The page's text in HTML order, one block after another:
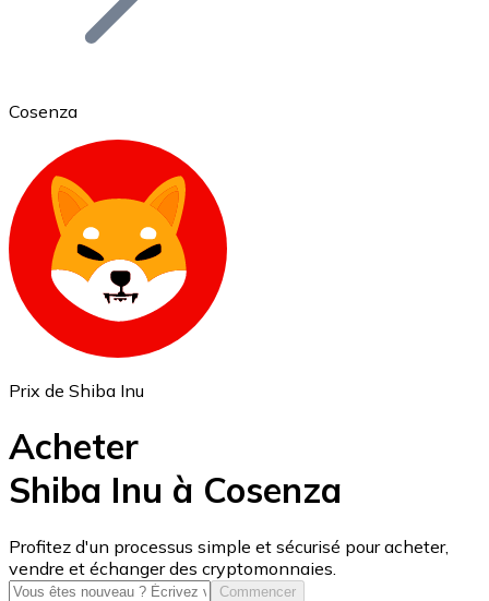
Ethereum
ETH
USD Coin
USDC
Cosenza
Prix de Shiba Inu
Acheter
Shiba Inu à Cosenza
Profitez d'un processus simple et sécurisé pour acheter,
vendre et échanger des cryptomonnaies.
Commencer